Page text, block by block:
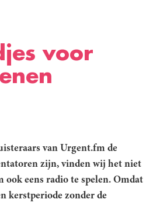
van Urgent.fm de
zijn, vinden wij het niet
ook eens radio te spelen. Omdat
kerstperiode zonder de